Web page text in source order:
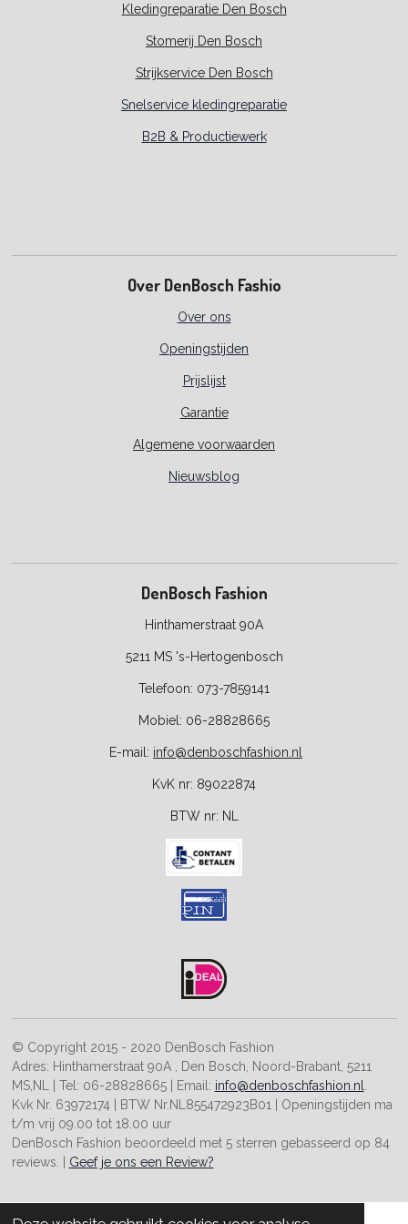
Kledingreparatie Den Bosch
Stomerij Den Bosch
Strijkservice Den Bosch
Snelservice kledingreparatie
B2B & Productiewerk
Over DenBosch Fashio
Over ons
Openingstijden
Prijslijst
Garantie
Algemene voorwaarden
Nieuwsblog
DenBosch Fashion
Hinthamerstraat 90A
5211 MS 's-Hertogenbosch
Telefoon: 073-7859141
Mobiel: 06-28828665
E-mail: info@denboschfashion.nl
KvK nr: 89022874
BTW nr: NL
© Copyright 2015 - 2020 DenBosch Fashion
Adres: Hinthamerstraat 90A Den Bosch Noord-Brabant, 5211
MS, NL | Tel: 06-28828665| Email: info@denboschfashion.nl
Kvk Nr. 63972174| BTW Nr. NL855472923B01 | Openingstijden ma
t/m vrij 09.00 tot 18.00 uur
DenBosch Fashion beoordeeld met 5 sterren gebasseerd op 84
reviews. | Geef je ons een Review?